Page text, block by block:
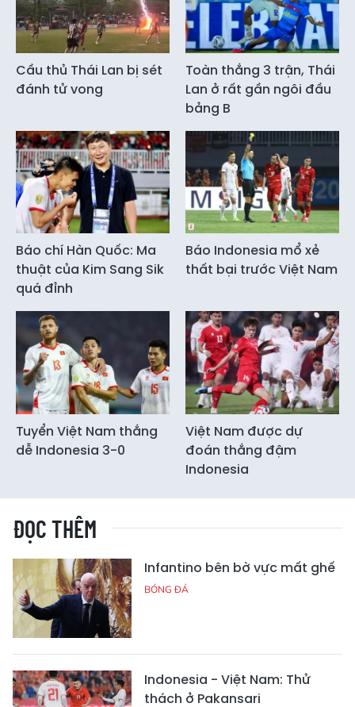
Cầu thủ Thái Lan bị sét
đánh tử vong
Toàn thắng 3 trận, Thái
Lan ở rất gần ngôi đầu
bảng B
Báo chí Hàn Quốc: Ma
thuật của Kim Sang Sik
quá đỉnh
Báo Indonesia mổ xẻ
thất bại trước Việt Nam
Tuyển Việt Nam thắng
dễ Indonesia 3-0
Việt Nam được dự
đoán thắng đậm
Indonesia
ĐỌC THÊM
Infantino bên bờ vực mất ghế
BÓNG ĐÁ
Indonesia - Việt Nam: Thử
thách ở Pakansari